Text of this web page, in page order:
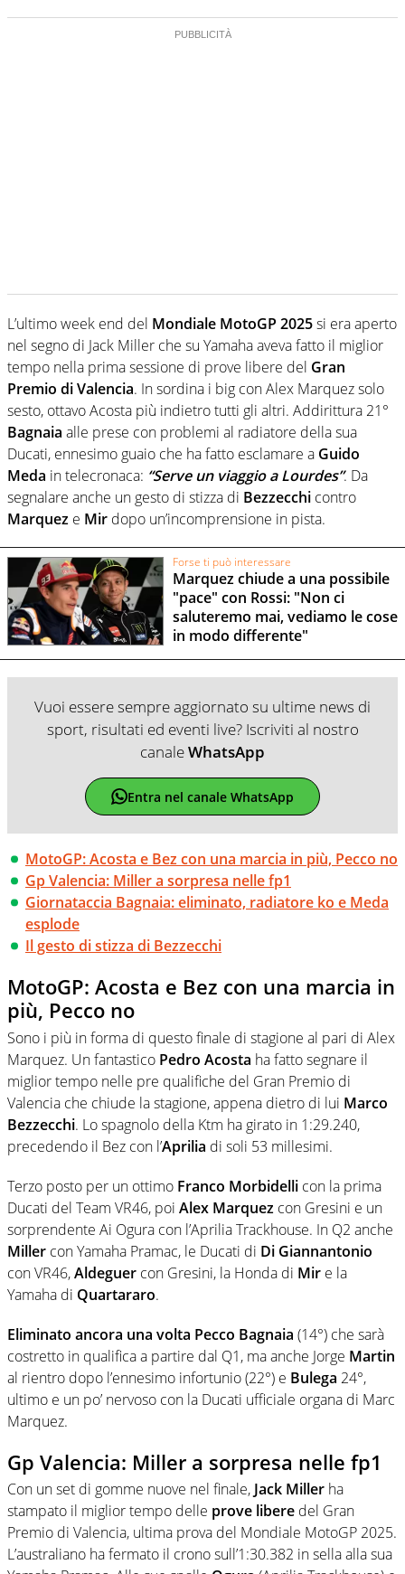
L’ultimo week end del Mondiale MotoGP 2025si era aperto
nel segno di Jack Miller che su Yamaha aveva fatto il miglior
tempo nella prima sessione di prove libere del Gran
Premio di Valencia. In sordina i big con Alex Marquez solo
sesto, ottavo Acosta più indietro tutti gli altri. Addirittura 21°
Bagnaia alle prese con problemi al radiatore della sua
Ducati, ennesimo guaio che ha fatto esclamare a Guido
Meda in telecronaca: “Serve un viaggio a Lourdes”. Da
segnalare anche un gesto di stizza di Bezzecchi contro
Marquez e Mir dopo un’incomprensione in pista.
Forse ti può interessare
Marquez chiude a una possibile
"pace" con Rossi: "Non ci
saluteremo mai, vediamo le cose
in modo differente"
Vuoi essere sempre aggiornato su ultime news di
sport, risultati ed eventi live? Iscriviti al nostro
canaleWhatsApp
Entra nel canale WhatsApp
MotoGP: Acosta e Bez con una marcia in più, Pecco no
Gp Valencia: Miller a sorpresa nelle fp1
Giornataccia Bagnaia: eliminato, radiatore ko e Meda
esplode
Il gesto di stizza di Bezzecchi
MotoGP: Acosta e Bez con una marcia in
più, Pecco no
Sono i più in forma di questo finale di stagione al pari di Alex
Marquez. Un fantastico Pedro Acosta ha fatto segnare il
miglior tempo nelle pre qualifiche del Gran Premio di
Valencia che chiude la stagione, appena dietro di lui Marco
Bezzecchi. Lo spagnolo della Ktm ha girato in 1:29.240,
precedendo il Bez con l’Aprilia di soli 53 millesimi.
Terzo posto per un ottimo Franco Morbidelli con la prima
Ducati del Team VR46, poi Alex Marquez con Gresini e un
sorprendente Ai Ogura con l’Aprilia Trackhouse. In Q2 anche
Miller con Yamaha Pramac, le Ducati di Di Giannantonio
con VR46,Aldeguer con Gresini, la Honda di Mir e la
Yamaha di Quartararo.
Eliminato ancora una volta Pecco Bagnaia (14°) che sarà
costretto in qualifica a partire dal Q1, ma anche Jorge Martin
al rientro dopo l’ennesimo infortunio (22°) e Bulega 24°,
ultimo e un po’ nervoso con la Ducati ufficiale organa di Marc
Marquez.
Gp Valencia: Miller a sorpresa nelle fp1
Con un set di gomme nuove nel finale, Jack Miller ha
stampato il miglior tempo delle prove libere del Gran
Premio di Valencia, ultima prova del Mondiale MotoGP 2025.
L’australiano ha fermato il crono sull’1:30.382 in sella alla sua